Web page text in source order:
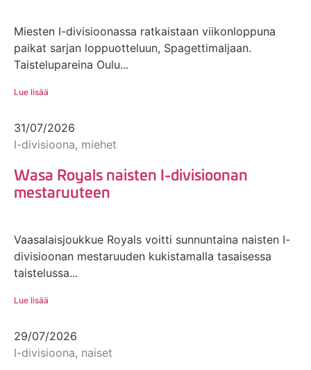
Miesten I-divisioonassa ratkaistaan viikonloppuna
paikat sarjan loppuotteluun, Spagettimaljaan.
Taistelupareina Oulu...
Lue lisää
31/07/2026
I-divisioona, miehet
Wasa Royals naisten I-divisioonan
mestaruuteen
Vaasalaisjoukkue Royals voitti sunnuntaina naisten I-
divisioonan mestaruuden kukistamalla tasaisessa
taistelussa...
Lue lisää
29/07/2026
I-divisioona, naiset